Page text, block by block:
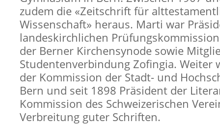
zudem die «Zeitschrift für
Wissenschaft» heraus. Marti war
landeskirchlichen
der Berner Kirchensynode sowie
Studentenverbindung Zofingia. Weiter
der Kommission der Stadt- und
Bern und seit 1898 Präsident der
Kommission des Schweizerischen
Verbreitung guter Schriften.